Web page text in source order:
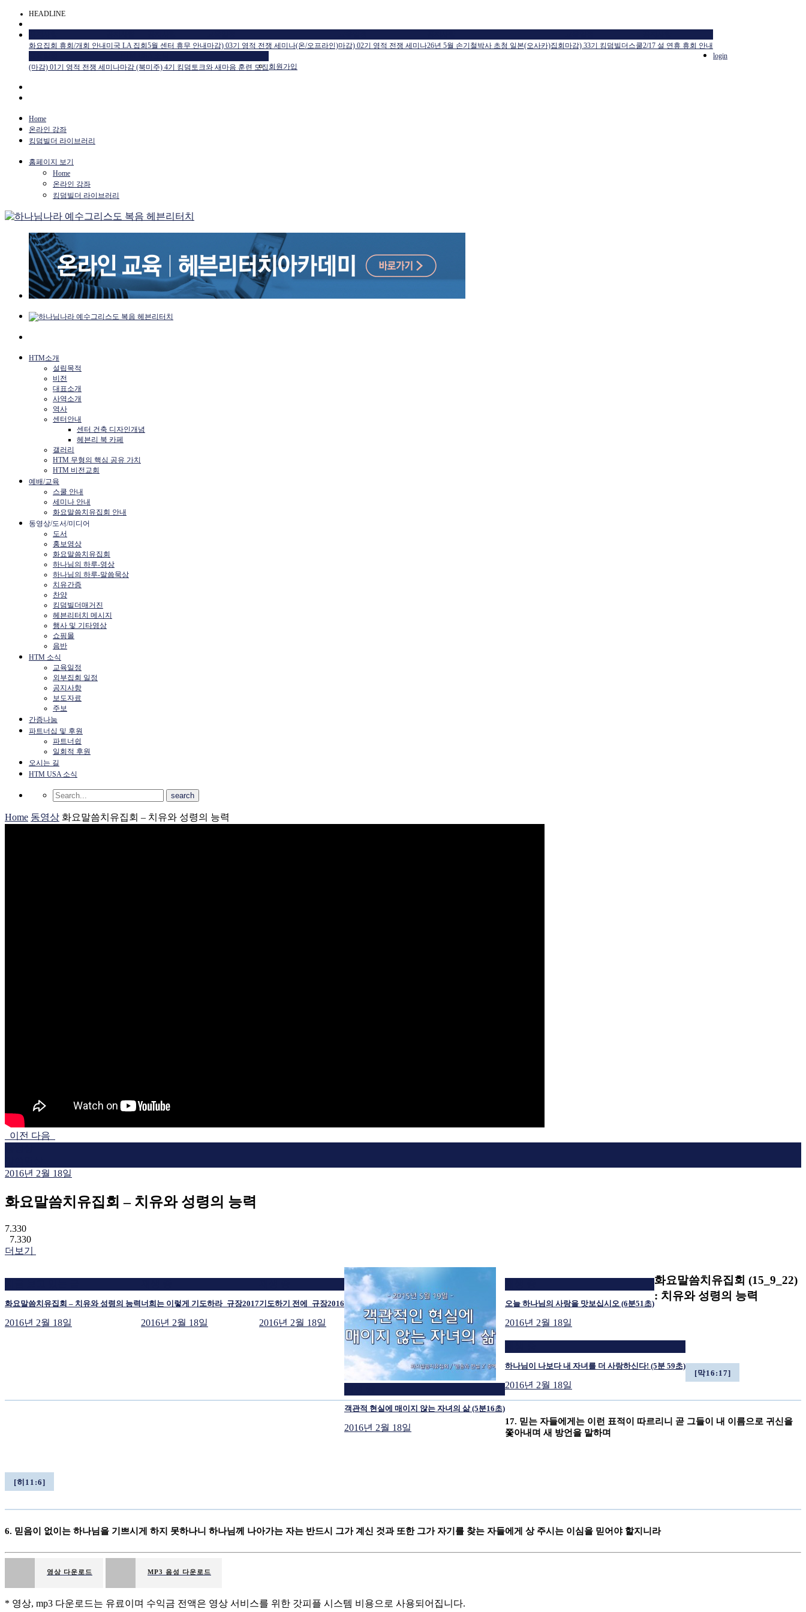
HEADLINE
화요집회 휴회/개회 안내 미국 LA 집회 5월 센터 휴무 안내 마감) 03기 영적 전쟁 세미나(온/오프라인)마감) 02기 영적 전쟁 세미나26년 5월 손기철박사 초청 일본(오사카)집회 마감) 33기 킹덤빌더스쿨2/17 설 연휴 휴회 안내
(마감) 01기 영적 전쟁 세미나마감 (북미주) 4기 킹덤토크와 새마음 훈련 모집
login
회원가입
Home
온라인 강좌
킹덤빌더 라이브러리
홈페이지 보기
Home
온라인 강좌
킹덤빌더 라이브러리
HTM소개
설립목적
비전
대표소개
사역소개
역사
센터안내
센터 건축 디자인개념
헤븐리 북 카페
갤러리
HTM 무형의 핵심 공유 가치
HTM 비전교회
예배/교육
스쿨 안내
세미나 안내
화요말씀치유집회 안내
동영상/도서/미디어
도서
홍보영상
화요말씀치유집회
하나님의 하루-영상
하나님의 하루-말씀묵상
치유간증
찬양
킹덤빌더매거진
헤븐리터치 메시지
행사 및 기타영상
쇼핑몰
음반
HTM 소식
교육일정
외부집회 일정
공지사항
보도자료
주보
간증나눔
파트너십 및 후원
파트너쉽
일회적 후원
오시는 길
HTM USA 소식
Home 동영상 화요말씀치유집회 – 치유와 성령의 능력
이전 다음
2016년 2월 18일
화요말씀치유집회 – 치유와 성령의 능력
7.330
7.330
더보기
화요말씀치유집회 – 치유와 성령의 능력
2016년 2월 18일
너희는 이렇게 기도하라_규장2017
2016년 2월 18일
기도하기 전에_규장2016
2016년 2월 18일
객관적 현실에 매이지 않는 자녀의 삶 (5분16초)
2016년 2월 18일
오늘 하나님의 사랑을 맛보십시오 (6분51초)
2016년 2월 18일
하나님이 나보다 내 자녀를 더 사랑하신다! (5분 59초)
2016년 2월 18일
화요말씀치유집회 (15_9_22)
: 치유와 성령의 능력
[막16:17]
17. 믿는 자들에게는 이런 표적이 따르리니 곧 그들이 내 이름으로 귀신을
쫓아내며 새 방언을 말하며
[히11:6]
6. 믿음이 없이는 하나님을 기쁘시게 하지 못하나니 하나님께 나아가는 자는 반드시 그가 계신 것과 또한 그가 자기를 찾는 자들에게 상 주시는 이심을 믿어야 할지니라
영상 다운로드 MP3 음성 다운로드
* 영상, mp3 다운로드는 유료이며 수익금 전액은 영상 서비스를 위한 갓피플 시스템 비용으로 사용되어집니다.